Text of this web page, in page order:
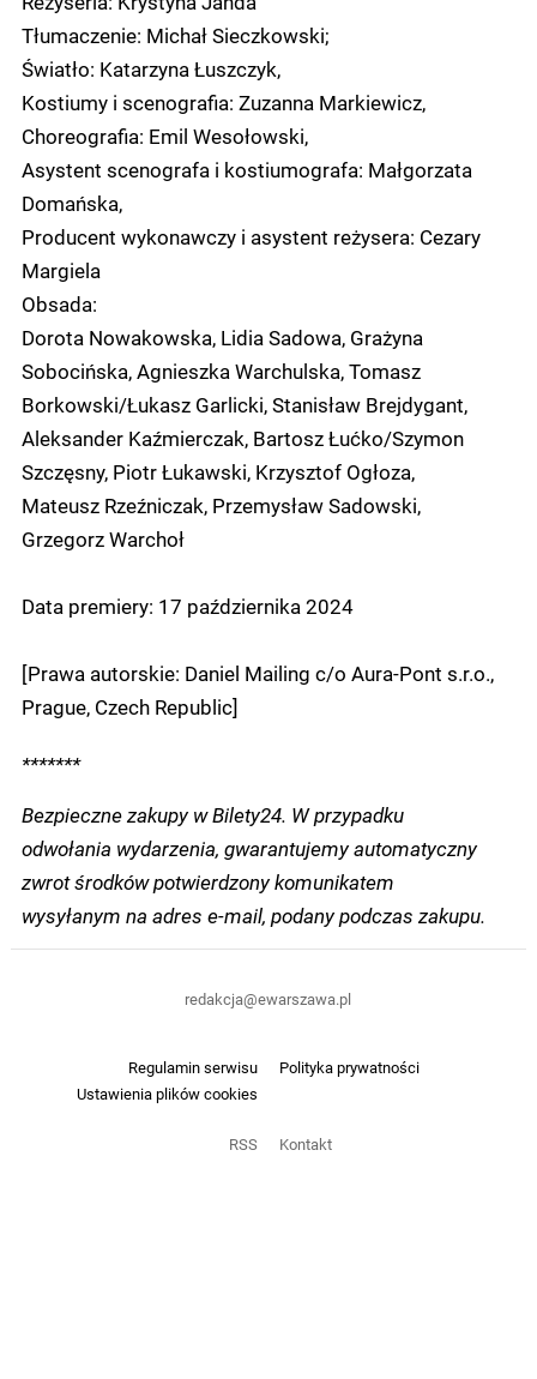
Tłumaczenie: Michał Sieczkowski;
Światło: Katarzyna Łuszczyk,
Kostiumy i scenografia: Zuzanna Markiewicz,
Choreografia: Emil Wesołowski,
Asystent scenografa i kostiumografa: Małgorzata
Domańska,
Producent wykonawczy i asystent reżysera: Cezary
Margiela
Obsada:
Dorota Nowakowska, Lidia Sadowa, Grażyna
Sobocińska, Agnieszka Warchulska, Tomasz
Borkowski/Łukasz Garlicki, Stanisław Brejdygant,
Aleksander Kaźmierczak, Bartosz Łućko/Szymon
Szczęsny, Piotr Łukawski, Krzysztof Ogłoza,
Mateusz Rzeźniczak, Przemysław Sadowski,
Grzegorz Warchoł
Data premiery: 17 października 2024
[Prawa autorskie: Daniel Mailing c/o Aura-Pont s.r.o.,
Prague, Czech Republic]
*******
Bezpieczne zakupy w Bilety24. W przypadku
odwołania wydarzenia, gwarantujemy automatyczny
zwrot środków potwierdzony komunikatem
wysyłanym na adres e-mail, podany podczas zakupu.
Regulamin serwisu
Polityka prywatności
Ustawienia plików cookies
RSS Kontakt
redakcja@ewarszawa.pl